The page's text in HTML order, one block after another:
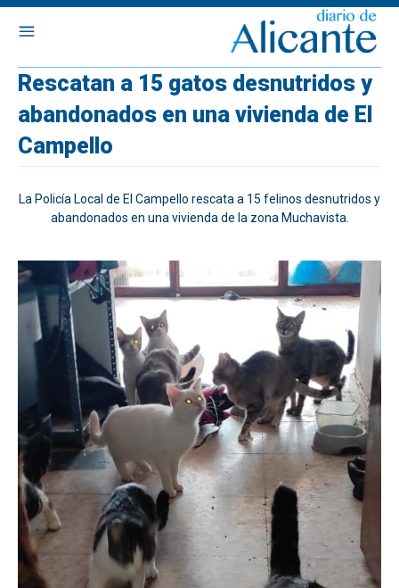
Rescatan a 15 gatos desnutridos y
abandonados en una vivienda de El
Campello
La Policía Local de El Campello rescata a 15 felinos desnutridos y
abandonados en una vivienda de la zona Muchavista.